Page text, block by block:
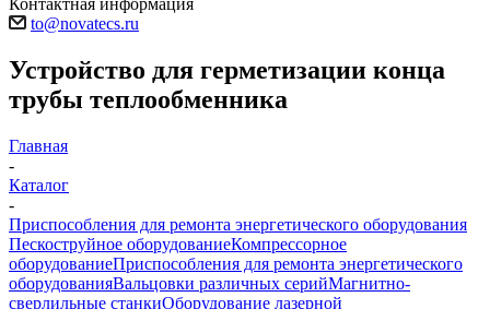
Контактная информация
to@novatecs.ru
Устройство для герметизации конца
трубы теплообменника
Главная
-
Каталог
-
Приспособления для ремонта энергетического оборудования
Пескоструйное оборудованиеКомпрессорное
оборудованиеПриспособления для ремонта энергетического
оборудованияВальцовки различных серийМагнитно-
сверлильные станкиОборудование лазерной